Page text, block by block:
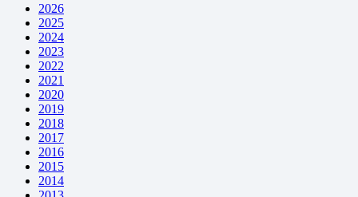
2026
2025
2024
2023
2022
2021
2020
2019
2018
2017
2016
2015
2014